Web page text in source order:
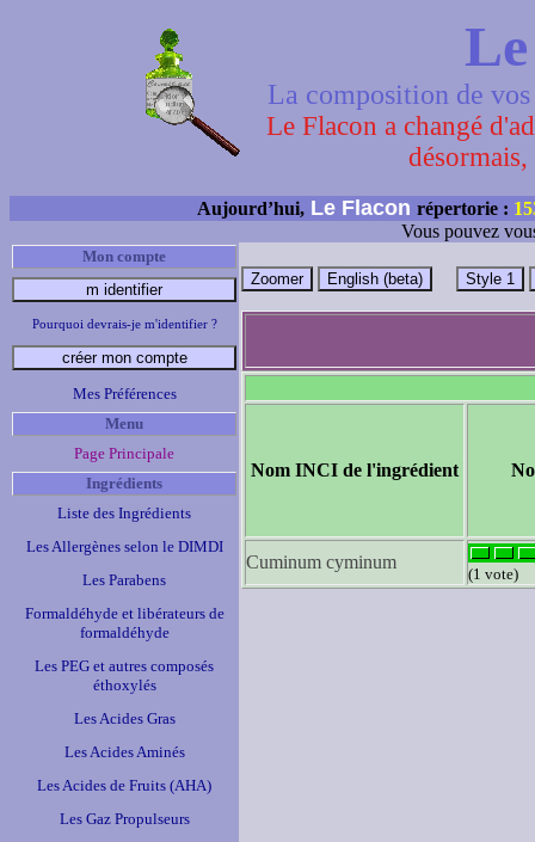
La composition de
Le Flacon a changé
Aujourd’hui, Le Flacon répertorie :
Vous pouvez
Mon compte
Pourquoi devrais-je m'identifier ?
Mes Préférences
Menu
Page Principale
Ingrédients
Liste des Ingrédients
Les Allergènes selon le DIMDI
Les Parabens
Formaldéhyde et libérateurs de
formaldéhyde
Les PEG et autres composés
éthoxylés
Les Acides Gras
Les Acides Aminés
Les Acides de Fruits (AHA)
Les Gaz Propulseurs
Nom INCI de l'ingrédient
Cuminum cyminum
(1 vote)